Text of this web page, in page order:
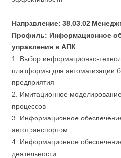
Направление: 38.03.02
Профиль: Информационное
управления в АПК
1. Выбор информационно-
платформы для автоматизации
предприятия
2. Имитационное
процессов
3. Информационное
автотранспортом
4. Информационное
деятельности